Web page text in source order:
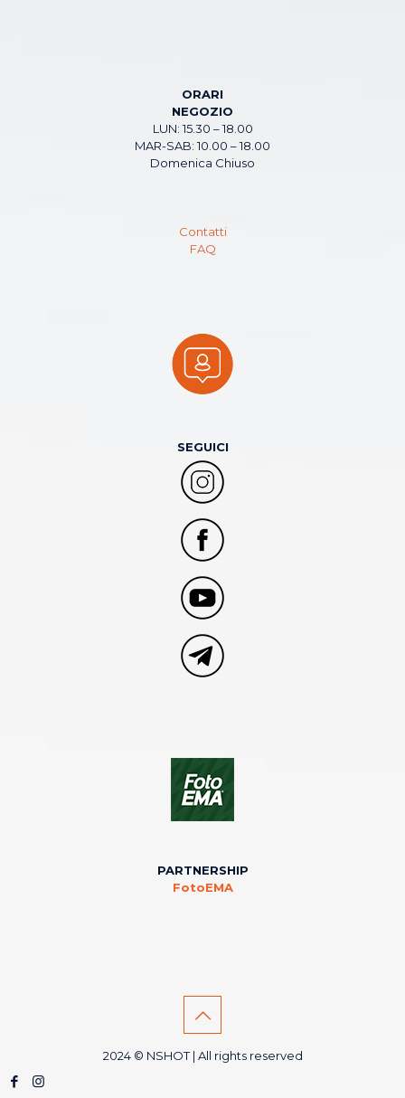
ORARI
NEGOZIO
LUN: 15.30 – 18.00
MAR-SAB: 10.00 – 18.00
Domenica Chiuso
Contatti
FAQ
SEGUICI
PARTNERSHIP
FotoEMA
2024 © NSHOT | All rights reserved